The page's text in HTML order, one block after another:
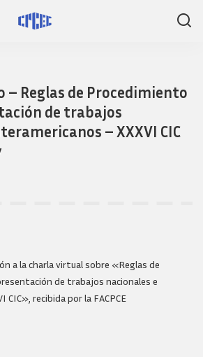
– Reglas de Procedimiento
de trabajos
– XXXVI CIC
a la charla virtual sobre «Reglas de
de trabajos nacionales e
recibida por la FACPCE